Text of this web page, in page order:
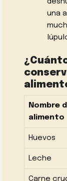
una
Nombre
alimento
Huevos
Leche
Carne